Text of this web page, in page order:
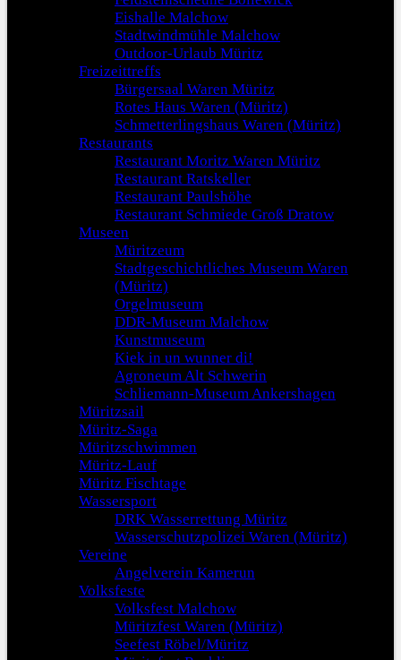
Eishalle Malchow
Stadtwindmühle Malchow
Outdoor-Urlaub Müritz
Freizeittreffs
Bürgersaal Waren Müritz
Rotes Haus Waren (Müritz)
Schmetterlingshaus Waren (Müritz)
Restaurants
Restaurant Moritz Waren Müritz
Restaurant Ratskeller
Restaurant Paulshöhe
Restaurant Schmiede Groß Dratow
Museen
Müritzeum
Stadtgeschichtliches Museum Waren
(Müritz)
Orgelmuseum
DDR-Museum Malchow
Kunstmuseum
Kiek in un wunner di!
Agroneum Alt Schwerin
Schliemann-Museum Ankershagen
Müritzsail
Müritz-Saga
Müritzschwimmen
Müritz-Lauf
Müritz Fischtage
Wassersport
DRK Wasserrettung Müritz
Wasserschutzpolizei Waren (Müritz)
Vereine
Angelverein Kamerun
Volksfeste
Volksfest Malchow
Müritzfest Waren (Müritz)
Seefest Röbel/Müritz